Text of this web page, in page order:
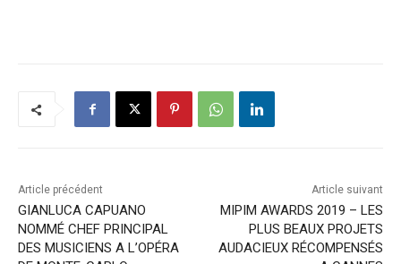
Article précédent
GIANLUCA CAPUANO
NOMMÉ CHEF PRINCIPAL
DES MUSICIENS A L’OPÉRA
Article suivant
MIPIM AWARDS 2019 – LES
PLUS BEAUX PROJETS
AUDACIEUX RÉCOMPENSÉS